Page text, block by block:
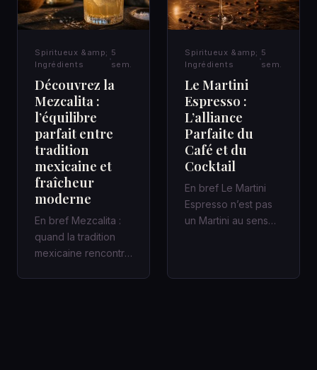
Spiritueux &amp;
Ingrédients
5
sem.
Découvrez la
Mezcalita :
l’équilibre
parfait entre
tradition
mexicaine et
fraîcheur
moderne
En bref Mezcalita :
quand la tradition
mexicaine rencontre
Spiritueux &amp;
Ingrédients
5
sem.
Le Martini
Espresso :
L’alliance
Parfaite du
Café et du
Cocktail
En bref Le Martini
Espresso n’est pas
un Martini au sens